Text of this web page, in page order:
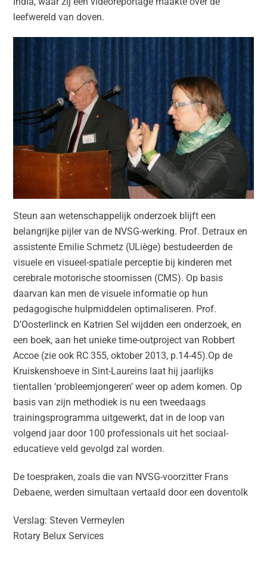
leefwereld van doven.
Steun aan wetenschappelijk onderzoek blijft een
belangrijke pijler van de NVSG-werking. Prof. Detraux en
assistente Emilie Schmetz (ULiège) bestudeerden de
visuele en visueel-spatiale perceptie bij kinderen met
cerebrale motorische stoornissen (CMS). Op basis
daarvan kan men de visuele informatie op hun
pedagogische hulpmiddelen optimaliseren. Prof.
D’Oosterlinck en Katrien Sel wijdden een onderzoek, en
een boek, aan het unieke time-outproject van Robbert
Accoe (zie ook RC 355, oktober 2013, p.14-45).Op de
Kruiskenshoeve in Sint-Laureins laat hij jaarlijks
tientallen ‘probleemjongeren’ weer op adem komen. Op
basis van zijn methodiek is nu een tweedaags
trainingsprogramma uitgewerkt, dat in de loop van
volgend jaar door 100 professionals uit het sociaal-
educatieve veld gevolgd zal worden.
De toespraken, zoals die van NVSG-voorzitter Frans
Debaene, werden simultaan vertaald door een doventolk
Verslag: Steven Vermeylen
Rotary Belux Services